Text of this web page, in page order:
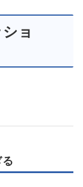
ョ